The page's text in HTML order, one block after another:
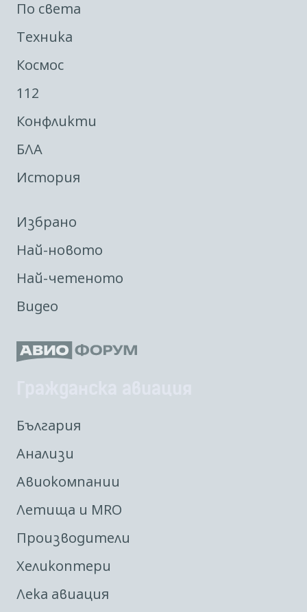
По света
Техника
Космос
112
Конфликти
БЛА
История
Избрано
Най-новото
Най-четеното
Видео
България
Анализи
Авиокомпании
Летища и MRO
Производители
Хеликоптери
Лека авиация